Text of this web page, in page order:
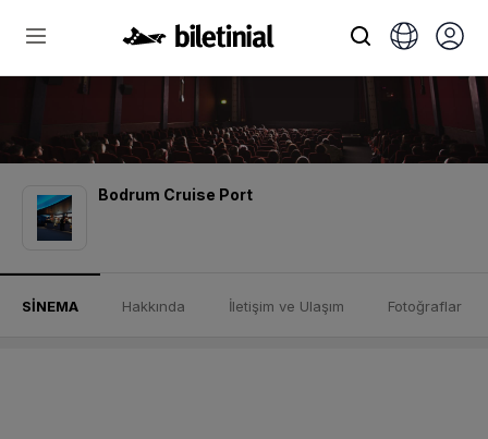
Bodrum Cruise Port
SİNEMA Hakkında İletişim ve Ulaşım Fotoğraflar